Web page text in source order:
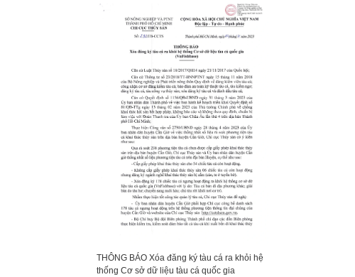
THÔNG BÁO Xóa đăng ký tàu cá ra khỏi hệ
thống Cơ sở dữ liệu tàu cá quốc gia